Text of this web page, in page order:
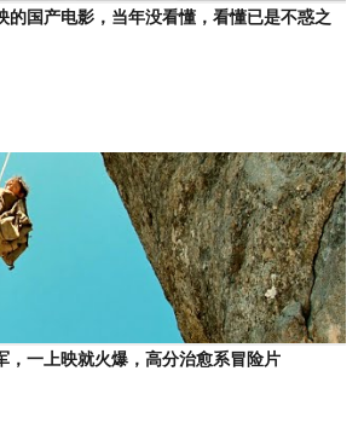
的国产电影，当年没看懂，看懂已是不惑之
，一上映就火爆，高分治愈系冒险片